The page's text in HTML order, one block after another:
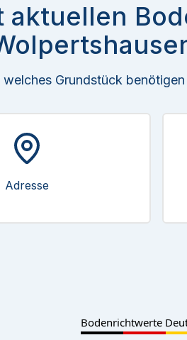
aktuellen
welches Grundstück
Adresse
Bodenrichtwerte